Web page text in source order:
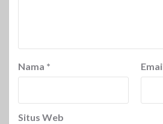
Nama *
Situs Web